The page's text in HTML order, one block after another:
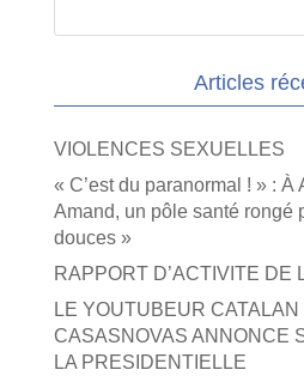
Articles
VIOLENCES SEXUELLES
« C’est du paranormal ! » : À
Amand, un pôle santé rongé
douces »
RAPPORT D’ACTIVITE DE
LE YOUTUBEUR
CASASNOVAS ANNONCE
LA PRESIDENTIELLE